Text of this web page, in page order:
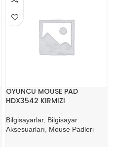
OYUNCU MOUSE PAD
HDX3542 KIRMIZI
Bilgisayarlar, Bilgisayar
Aksesuarları
Mouse Padleri